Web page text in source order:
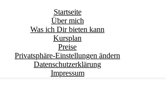
Startseite
Über mich
Was ich Dir bieten kann
Kursplan
Preise
Privatsphäre-Einstellungen ändern
Datenschutzerklärung
Impressum